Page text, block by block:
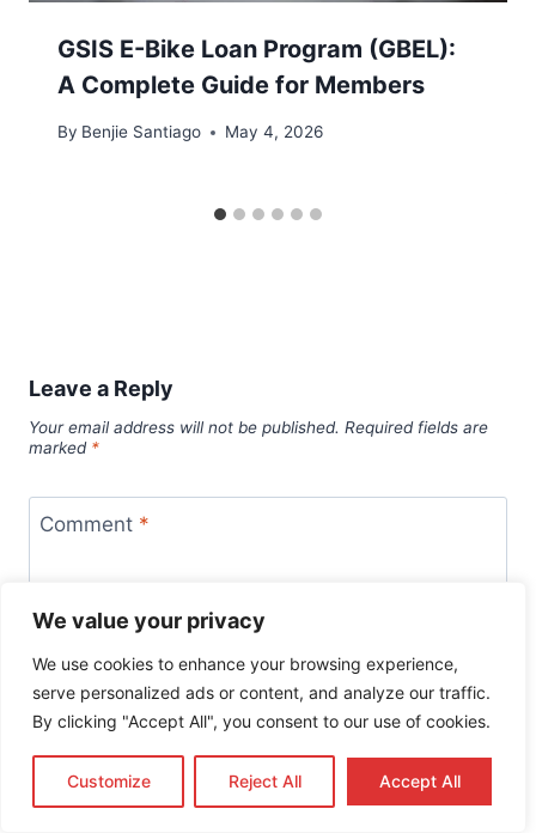
We value your privacy
We use cookies to enhance your browsing experience,
serve personalized ads or content, and analyze our traffic.
By clicking "Accept All", you consent to our use of cookies.
Customize Reject All Accept All
GSIS E-Bike Loan Program (GBEL):
A Complete Guide for Members
By Benjie Santiago May 4, 2026
Leave a Reply
Your email address will not be published. Required fields are
marked *
Comment *